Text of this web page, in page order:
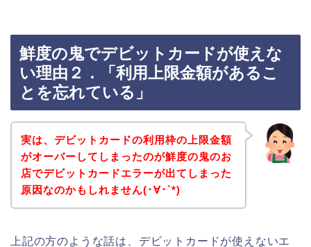
鮮度の鬼でデビットカードが使えな
い理由２．「利用上限金額があるこ
とを忘れている」
実は、デビットカードの利用枠の上限金額
がオーバーしてしまったのが鮮度の鬼のお
店でデビットカードエラーが出てしまった
原因なのかもしれません(･∀･`*)
上記の方のような話は、デビットカードが使えないエ